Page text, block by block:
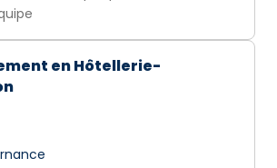
en Hôtellerie-